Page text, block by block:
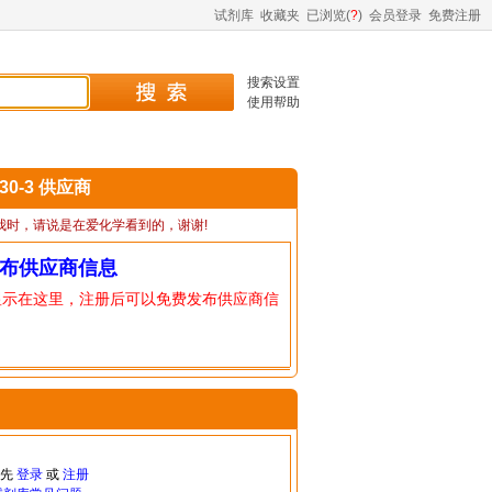
试剂库 收藏夹 已浏览(?) 会员登录 免费注册
搜索设置
使用帮助
3 供应商
时，请说是在爱化学看到的，谢谢!
供应商信息
在这里，注册后可以免费发布供应商信
登录或 注册